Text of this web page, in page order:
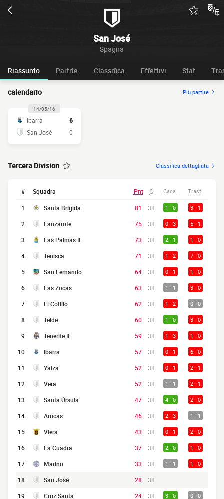
San José
Spagna
Riassunto Partite Classifica Effettivi Stat
calendario Più partite
14/05/16
Ibarra
6
San José
0
Tercera Division Classifica dettagliata
# Squadra Pnt G Casa. Trasf.
1 Santa Brígida 81 38 1 - 0 3 - 1
2 Lanzarote 75 38 0 - 3 5 - 1
3 Las Palmas II 73 38 2 - 1 1 - 0
4 Tenisca 71 38 1 - 2 7 - 0
5 San Fernando 64 38 0 - 1 1 - 0
6 Las Zocas 63 38 1 - 1 3 - 0
7 El Cotillo 62 38 1 - 2 0 - 0
8 Telde 60 38 1 - 0 3 - 0
9 Tenerife II 59 38 1 - 3 1 - 0
10 Ibarra 57 38 0 - 1 6 - 0
11 Yaiza 52 38 0 - 1 2 - 1
12 Vera 52 38 1 - 1 2 - 1
13 Santa Úrsula 47 38 4 - 0 2 - 0
14 Arucas 46 38 2 - 3 1 - 1
15 Viera 43 38 0 - 1 2 - 0
16 La Cuadra 37 38 2 - 0 1 - 0
17 Marino 33 38 1 - 1 1 - 0
18 San José 28
38
19
Cruz Santa 24 38 3 - 0 0 - 0